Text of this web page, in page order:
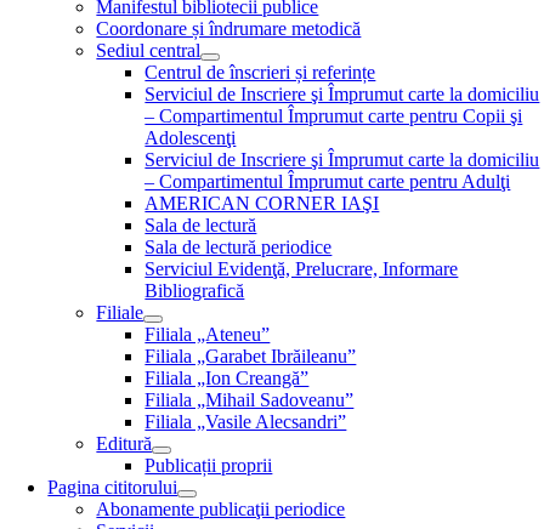
Manifestul bibliotecii publice
Coordonare și îndrumare metodică
Sediul central
Centrul de înscrieri și referințe
Serviciul de Inscriere şi Împrumut carte la domiciliu
– Compartimentul Împrumut carte pentru Copii şi
Adolescenţi
Serviciul de Inscriere şi Împrumut carte la domiciliu
– Compartimentul Împrumut carte pentru Adulţi
AMERICAN CORNER IAŞI
Sala de lectură
Sala de lectură periodice
Serviciul Evidenţă, Prelucrare, Informare
Bibliografică
Filiale
Filiala „Ateneu”
Filiala „Garabet Ibrăileanu”
Filiala „Ion Creangă”
Filiala „Mihail Sadoveanu”
Filiala „Vasile Alecsandri”
Editură
Publicații proprii
Pagina cititorului
Abonamente publicaţii periodice